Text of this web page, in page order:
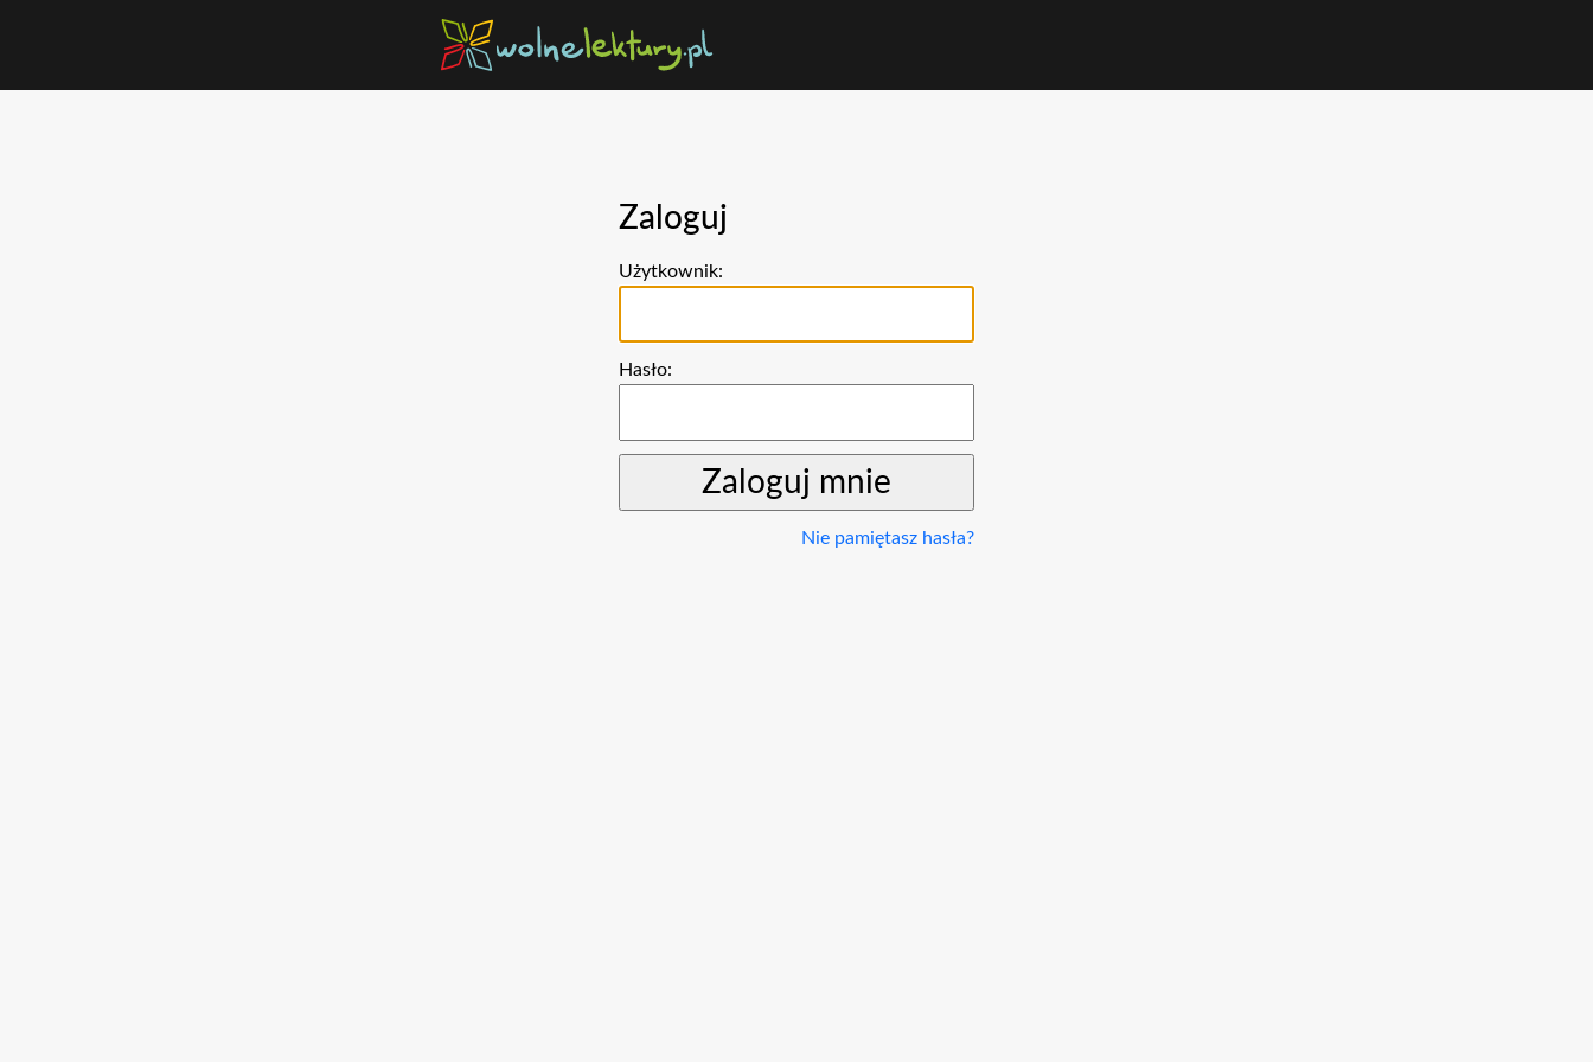
Zaloguj
Użytkownik:
Hasło:
Nie pamiętasz hasła?